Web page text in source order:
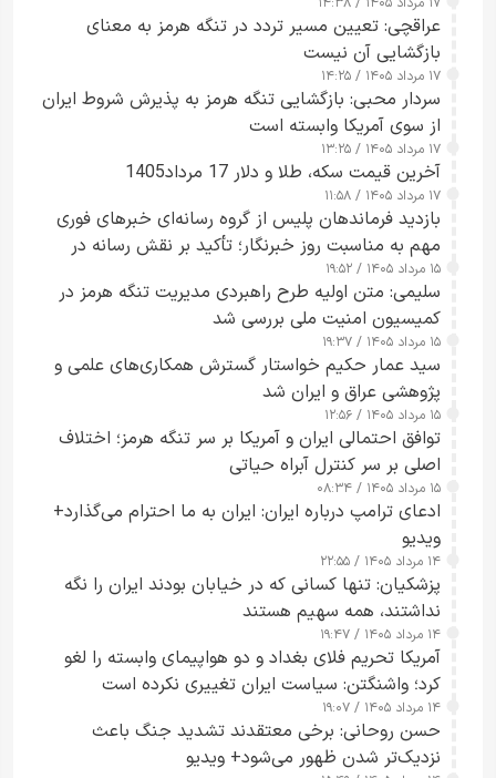
عراقچی: تعیین مسیر تردد در تنگه هرمز به معنای
بازگشایی آن نیست
۱۷ مرداد ۱۴۰۵ / ۱۴:۲۵
سردار محبی: بازگشایی تنگه هرمز به پذیرش شروط ایران
از سوی آمریکا وابسته است
۱۷ مرداد ۱۴۰۵ / ۱۳:۲۵
آخرین قیمت سکه، طلا و دلار 17 مرداد1405
۱۷ مرداد ۱۴۰۵ / ۱۱:۵۸
بازدید فرماندهان پلیس از گروه رسانه‌ای خبرهای فوری
مهم به مناسبت روز خبرنگار؛ تأکید بر نقش رسانه در
تقویت امنیت و اعتماد عمومی
۱۵ مرداد ۱۴۰۵ / ۱۹:۵۲
سلیمی: متن اولیه طرح راهبردی مدیریت تنگه هرمز در
کمیسیون امنیت ملی بررسی شد
۱۵ مرداد ۱۴۰۵ / ۱۹:۳۷
سید عمار حکیم خواستار گسترش همکاری‌های علمی و
پژوهشی عراق و ایران شد
۱۵ مرداد ۱۴۰۵ / ۱۲:۵۶
توافق احتمالی ایران و آمریکا بر سر تنگه هرمز؛ اختلاف
اصلی بر سر کنترل آبراه حیاتی
۱۵ مرداد ۱۴۰۵ / ۰۸:۳۴
ادعای ترامپ درباره ایران: ایران به ما احترام می‌گذارد+
ویدیو
۱۴ مرداد ۱۴۰۵ / ۲۲:۵۵
پزشکیان: تنها کسانی که در خیابان بودند ایران را نگه
نداشتند، همه سهیم هستند
۱۴ مرداد ۱۴۰۵ / ۱۹:۴۷
آمریکا تحریم فلای بغداد و دو هواپیمای وابسته را لغو
کرد؛ واشنگتن: سیاست ایران تغییری نکرده است
۱۴ مرداد ۱۴۰۵ / ۱۹:۰۷
حسن روحانی: برخی معتقدند تشدید جنگ باعث
نزدیک‌تر شدن ظهور می‌شود+ ویدیو